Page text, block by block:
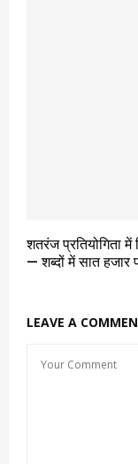
शतरंज प्रतियोगिता
— शब्दों में सात हजार
LEAVE A